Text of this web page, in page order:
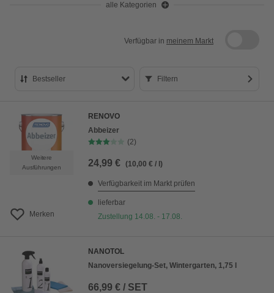
alle Kategorien
Verfügbar in meinem Markt
Bestseller
Preis aufsteigend
Preis absteigend
Bewertung
Filtern
Weitere
Ausführungen
Merken
RENOVO
Abbeizer
(2)
24,99 € (10,00 € / l)
Verfügbarkeit im Markt prüfen
lieferbar
Zustellung 14.08. - 17.08.
NANOTOL
Nanoversiegelung-Set, Wintergarten, 1,75 l
66,99 € / SET